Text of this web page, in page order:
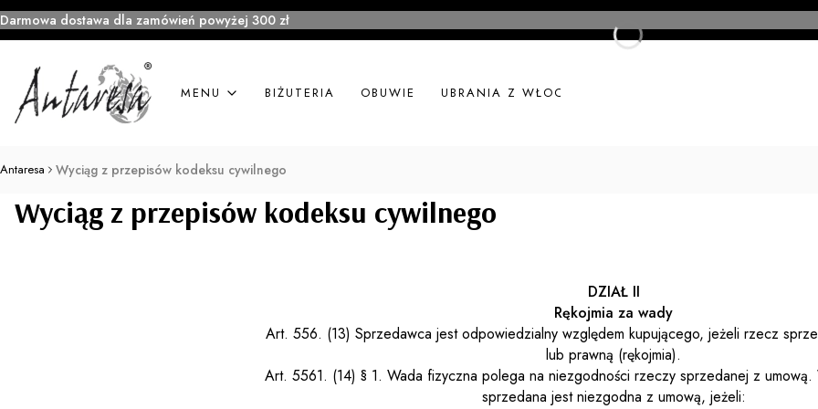
Darmowa dostawa dla zamówień powyżej 300 zł
MENU BIŻUTERIA OBUWIE UBRANIA Z WŁOCH
Antaresa Wyciąg z przepisów kodeksu cywilnego
Wyciąg z przepisów kodeksu cywilnego
DZIAŁ II
Rękojmia za wady
Art. 556. (13) Sprzedawca jest odpowiedzialny względem kupującego, jeżeli rzecz
lub prawną (rękojmia).
Art. 5561. (14) § 1. Wada fizyczna polega na niezgodności rzeczy sprzedanej z
sprzedana jest niezgodna z umową, jeżeli: